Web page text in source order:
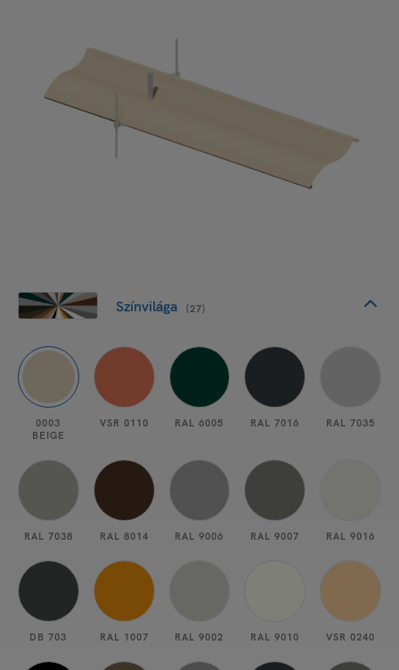
Színvilága (27)
0003
BEIGE
VSR 0110 RAL 6005 RAL 7016 RAL 7035
RAL 7038 RAL 8014 RAL 9006 RAL 9007 RAL 9016
DB 703 RAL 1007 RAL 9002 RAL 9010 VSR 0240